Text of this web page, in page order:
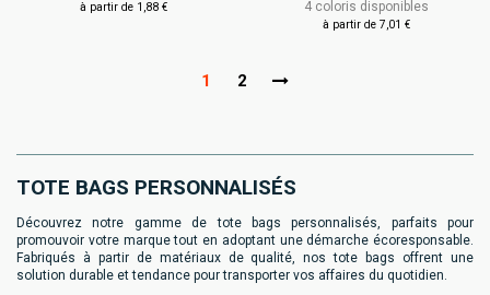
à partir de 1,88 € 4 coloris disponibles
à partir de 7,01 €
1 2
TOTE BAGS PERSONNALISÉS
Découvrez notre gamme de tote bags personnalisés, parfaits pour
promouvoir votre marque tout en adoptant une démarche écoresponsable.
Fabriqués à partir de matériaux de qualité, nos tote bags offrent une
solution durable et tendance pour transporter vos affaires du quotidien.